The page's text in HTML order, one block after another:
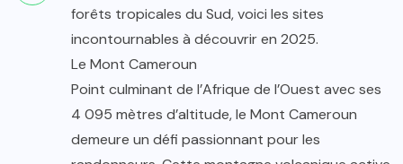
forêts tropicales du Sud, voici les sites
incontournables à découvrir en 2025.
Le Mont Cameroun
Point culminant de l’Afrique de l’Ouest avec ses
4 095 mètres d’altitude, le Mont Cameroun
demeure un défi passionnant pour les